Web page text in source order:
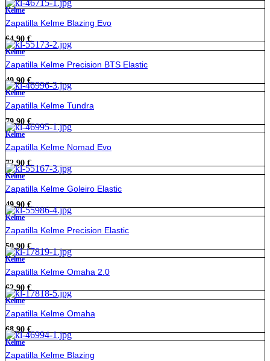
Kelme
Zapatilla Kelme Blazing Evo
64,90 €
Kelme
Zapatilla Kelme Precision BTS Elastic
49,90 €
Kelme
Zapatilla Kelme Tundra
79,90 €
Kelme
Zapatilla Kelme Nomad Evo
72,90€
Kelme
Zapatilla Kelme Goleiro Elastic
49,90€
Kelme
Zapatilla Kelme Precision Elastic
50,90 €
Kelme
Zapatilla Kelme Omaha 2.0
62,90 €
Kelme
Zapatilla Kelme Omaha
68,90 €
Kelme
Zapatilla Kelme Blazing